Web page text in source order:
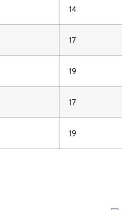
14
17
19
17
19